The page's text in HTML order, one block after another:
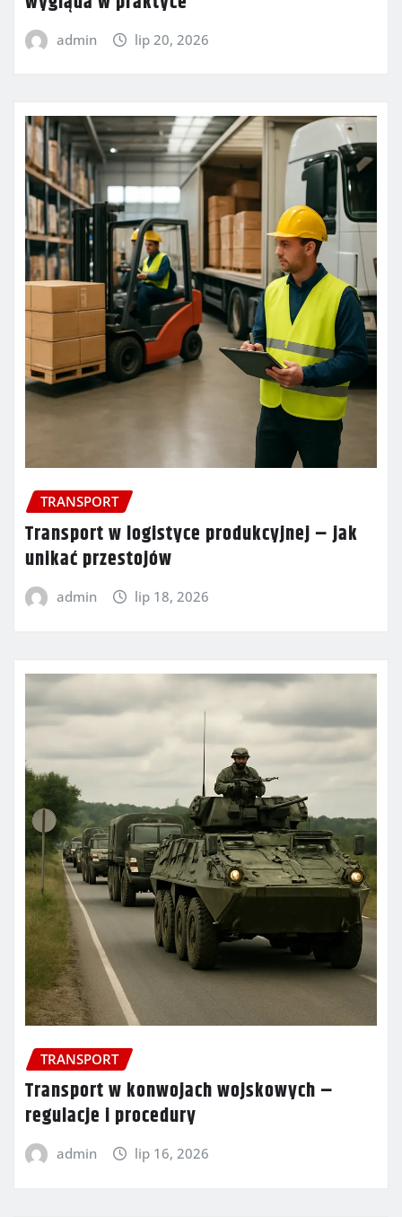
admin lip 20, 2026
TRANSPORT
Transport w logistyce produkcyjnej – jak
unikać przestojów
admin lip 18, 2026
TRANSPORT
Transport w konwojach wojskowych –
regulacje i procedury
admin lip 16, 2026